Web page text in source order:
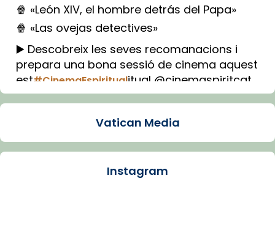
🍿 «León XIV, el hombre detrás del Papa»
🍿 «Las ovejas detectives»
▶️ Descobreix les seves recomanacions i
prepara una bona sessió de cinema aquest
est#CinemaEspiritualitual @cinemaspiritcat
Imatge: Generada amb IA (OpenAI)
Arquebisbat de Barcelona
Vatican Media
Instagram